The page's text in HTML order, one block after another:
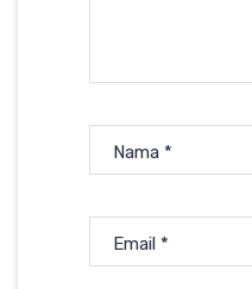
Nama *
Email *